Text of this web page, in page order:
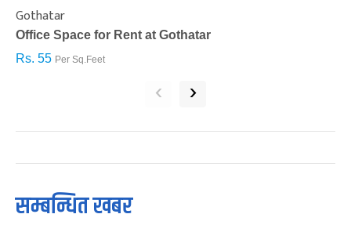
Gothatar
Office Space for Rent at Gothatar
Rs. 55 Per Sq.Feet
‹ ›
सम्बन्धित खबर